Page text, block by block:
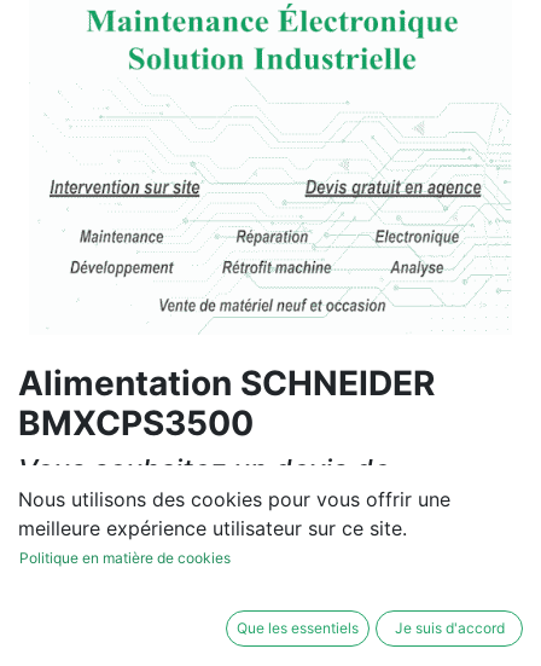
Alimentation SCHNEIDER
BMXCPS3500
Vous souhaitez un devis de
réparation ou de vente, un
diagnostic sur site?
Nous utilisons des cookies pour vous offrir une
meilleure expérience utilisateur sur ce site.
Politique en matière de cookies
Que les essentiels Je suis d'accord